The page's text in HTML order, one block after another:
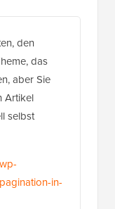
den
das
aber Sie
Artikel
selbst
in-